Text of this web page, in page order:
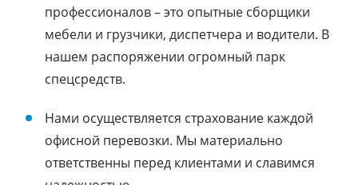
профессионалов – это опытные сборщики
мебели и грузчики, диспетчера и водители. В
нашем распоряжении огромный парк
спецсредств.
Нами осуществляется страхование каждой
офисной перевозки. Мы материально
ответственны перед клиентами и славимся